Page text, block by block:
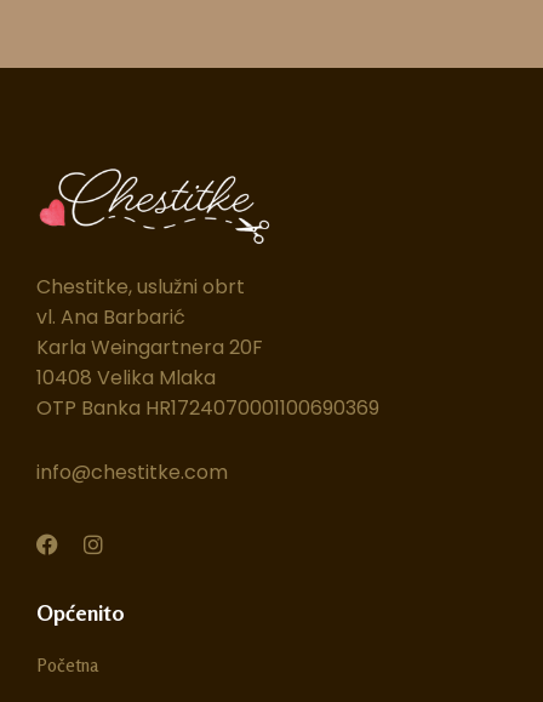
Chestitke, uslužni obrt
vl. Ana Barbarić
Karla Weingartnera 20F
10408 Velika Mlaka
OTP Banka HR1724070001100690369
info@chestitke.com
F
e
b
o
I
t
r
Općenito
Početna